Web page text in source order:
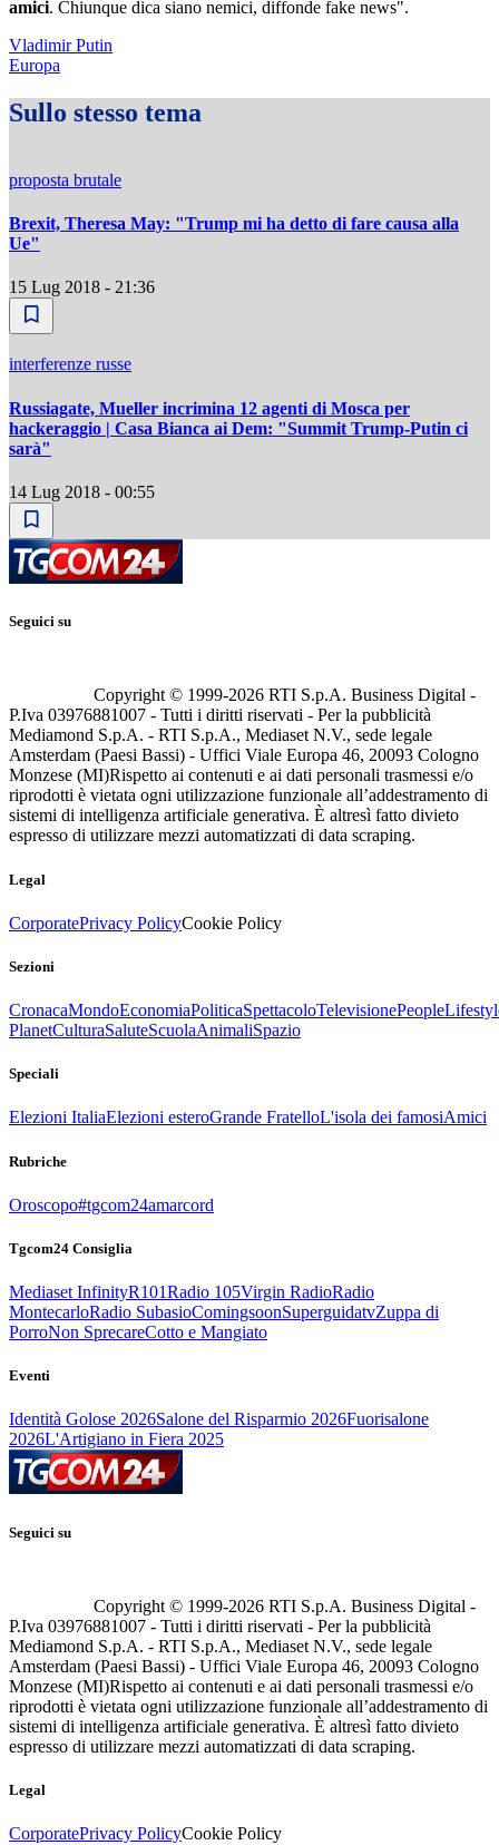
amici. Chiunque dica siano nemici, diffonde fake news".
Vladimir Putin
Europa
Sullo stesso tema
proposta brutale
Brexit, Theresa May: "Trump mi ha detto di fare causa alla
Ue"
15 Lug 2018 - 21:36
interferenze russe
Russiagate, Mueller incrimina 12 agenti di Mosca per
hackeraggio | Casa Bianca ai Dem: "Summit Trump-Putin ci
sarà"
14 Lug 2018 - 00:55
Seguici su
Copyright © 1999-2026 RTI S.p.A. Business Digital -
P.Iva 03976881007 - Tutti i diritti riservati - Per la pubblicità
Mediamond S.p.A. - RTI S.p.A., Mediaset N.V., sede legale
Amsterdam (Paesi Bassi) - Uffici Viale Europa 46, 20093 Cologno
Monzese (MI)Rispetto ai contenuti e ai dati personali trasmessi e/o
riprodotti è vietata ogni utilizzazione funzionale all’addestramento di
sistemi di intelligenza artificiale generativa. È altresì fatto divieto
espresso di utilizzare mezzi automatizzati di data scraping.
Legal
CorporatePrivacy PolicyCookie Policy
Sezioni
CronacaMondoEconomiaPoliticaSpettacoloTelevisionePeople
PlanetCulturaSaluteScuolaAnimaliSpazio
Speciali
Elezioni ItaliaElezioni esteroGrande FratelloL'isola dei famosiAmici
Rubriche
Oroscopo#tgcom24amarcord
Tgcom24 Consiglia
Mediaset InfinityR101Radio 105Virgin RadioRadio
MontecarloRadio SubasioComingsoonSuperguidatvZuppa di
PorroNon SprecareCotto e Mangiato
Eventi
Identità Golose 2026Salone del Risparmio 2026Fuorisalone
2026L'Artigiano in Fiera 2025
Seguici su
Copyright © 1999-2026 RTI S.p.A. Business Digital -
P.Iva 03976881007 - Tutti i diritti riservati - Per la pubblicità
Mediamond S.p.A. - RTI S.p.A., Mediaset N.V., sede legale
Amsterdam (Paesi Bassi) - Uffici Viale Europa 46, 20093 Cologno
Monzese (MI)Rispetto ai contenuti e ai dati personali trasmessi e/o
riprodotti è vietata ogni utilizzazione funzionale all’addestramento di
sistemi di intelligenza artificiale generativa. È altresì fatto divieto
espresso di utilizzare mezzi automatizzati di data scraping.
Legal
CorporatePrivacy PolicyCookie Policy